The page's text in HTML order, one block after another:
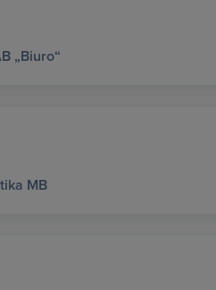
„Biuro“
MB